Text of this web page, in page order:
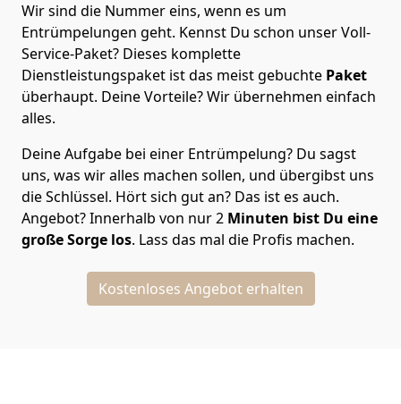
Wir sind die Nummer eins, wenn es um
Entrümpelungen geht. Kennst Du schon unser Voll-
Service-Paket? Dieses komplette
Dienstleistungspaket ist das meist gebuchte Paket
überhaupt. Deine Vorteile? Wir übernehmen einfach
alles.
Deine Aufgabe bei einer Entrümpelung? Du sagst
uns, was wir alles machen sollen, und übergibst uns
die Schlüssel. Hört sich gut an? Das ist es auch.
Angebot? Innerhalb von nur 2 Minuten bist Du eine
große Sorge los. Lass das mal die Profis machen.
Kostenloses Angebot erhalten